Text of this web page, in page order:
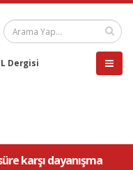
Dergisi
karşı dayanışma